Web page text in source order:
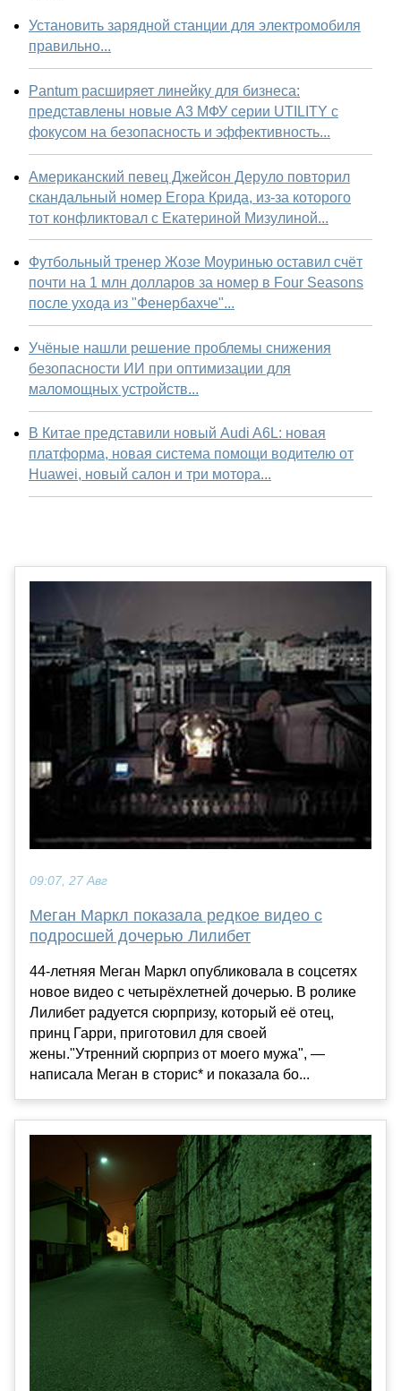
Установить зарядной станции для электромобиля
правильно...
Pantum расширяет линейку для бизнеса:
представлены новые А3 МФУ серии UTILITY с
фокусом на безопасность и эффективность...
Американский певец Джейсон Деруло повторил
скандальный номер Егора Крида, из-за которого
тот конфликтовал с Екатериной Мизулиной...
Футбольный тренер Жозе Моуринью оставил счёт
почти на 1 млн долларов за номер в Four Seasons
после ухода из "Фенербахче"...
Учёные нашли решение проблемы снижения
безопасности ИИ при оптимизации для
маломощных устройств...
В Китае представили новый Audi A6L: новая
платформа, новая система помощи водителю от
Huawei, новый салон и три мотора...
09:07, 27 Авг
Меган Маркл показала редкое видео с
подросшей дочерью Лилибет
44-летняя Меган Маркл опубликовала в соцсетях
новое видео с четырёхлетней дочерью. В ролике
Лилибет радуется сюрпризу, который её отец,
принц Гарри, приготовил для своей
жены."Утренний сюрприз от моего мужа", —
написала Меган в сторис* и показала бо...